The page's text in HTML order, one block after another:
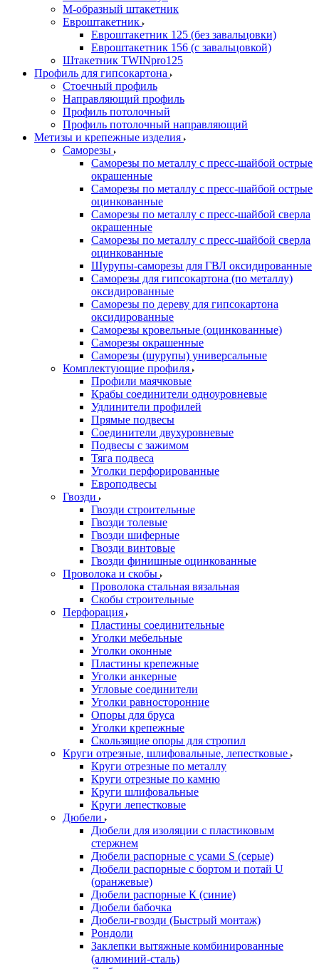
М-образный штакетник
Евроштакетник
Евроштакетник 125 (без завальцовки)
Евроштакетник 156 (с завальцовкой)
Штакетник TWINpro125
Профиль для гипсокартона
Стоечный профиль
Направляющий профиль
Профиль потолочный
Профиль потолочный направляющий
Метизы и крепежные изделия
Саморезы
Саморезы по металлу с пресс-шайбой острые
окрашенные
Саморезы по металлу с пресс-шайбой острые
оцинкованные
Саморезы по металлу с пресс-шайбой сверла
окрашенные
Саморезы по металлу с пресс-шайбой сверла
оцинкованные
Шурупы-саморезы для ГВЛ оксидированные
Саморезы для гипсокартона (по металлу)
оксидированные
Саморезы по дереву для гипсокартона
оксидированные
Саморезы кровельные (оцинкованные)
Саморезы окрашенные
Саморезы (шурупы) универсальные
Комплектующие профиля
Профили маячковые
Крабы соединители одноуровневые
Удлинители профилей
Прямые подвесы
Соединители двухуровневые
Подвесы с зажимом
Тяга подвеса
Уголки перфорированные
Европодвесы
Гвозди
Гвозди строительные
Гвозди толевые
Гвозди шиферные
Гвозди винтовые
Гвозди финишные оцинкованные
Проволока и скобы
Проволока стальная вязальная
Скобы строительные
Перфорация
Пластины соединительные
Уголки мебельные
Уголки оконные
Пластины крепежные
Уголки анкерные
Угловые соединители
Уголки равносторонние
Опоры для бруса
Уголки крепежные
Скользящие опоры для стропил
Круги отрезные, шлифовальные, лепестковые
Круги отрезные по металлу
Круги отрезные по камню
Круги шлифовальные
Круги лепестковые
Дюбели
Дюбели для изоляции с пластиковым
стержнем
Дюбели распорные с усами S (серые)
Дюбели распорные c бортом и потай U
(оранжевые)
Дюбели распорные К (синие)
Дюбели бабочка
Дюбели-гвозди (Быстрый монтаж)
Рондоли
Заклепки вытяжные комбинированные
(алюминий-сталь)